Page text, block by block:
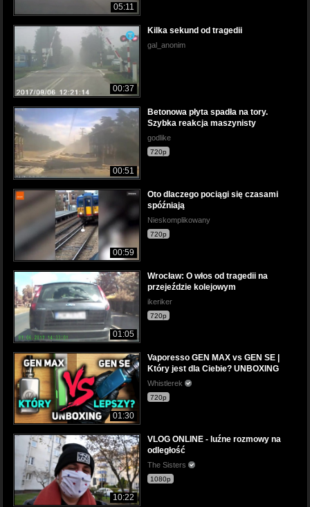
05:11
00:37
Kilka sekund od tragedii
gal_anonim
00:51
Betonowa płyta spadła na tory.
Szybka reakcja maszynisty
godlike
720p
00:59
Oto dlaczego pociągi się czasami
spóźniają
Nieskomplikowany
720p
01:05
Wrocław: O włos od tragedii na
przejeździe kolejowym
ikeriker
720p
01:30
Vaporesso GEN MAX vs GEN SE |
Który jest dla Ciebie? UNBOXING
Whistlerek
720p
10:22
VLOG ONLINE - luźne rozmowy na
odległość
The Sisters
1080p